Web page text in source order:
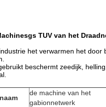
TUV van het
het verwarmen het door
beschermt zeedijk, helling,
de machine van het
gabionnetwerk